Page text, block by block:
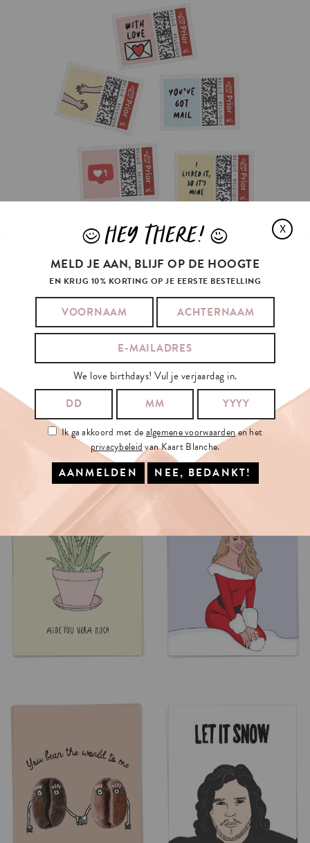
HEB JE EEN POSTZEGEL NODIG?
BEKIJK OOK ONZE GIFT-TAGS
DEMI MOORE TOOK
SUBSTANCE
AND ALSO
X
JHEY THERE! L
MELD JE AAN, BLIJF OP DE HOOGTE
EN KRIJG 10% KORTING OP JE EERSTE BESTELLING
We love birthdays! Vul je verjaardag in.
Ik ga akkoord met dealgemene voorwaardenen het
privacybeleidvan Kaart Blanche.